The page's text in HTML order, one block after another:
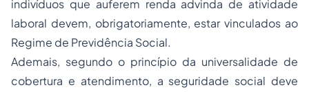
indivíduos que auferem renda advinda de atividade
laboral devem, obrigatoriamente, estar vinculados ao
Regime de Previdência Social.
Ademais, segundo o princípio da universalidade de
cobertura e atendimento, a seguridade social deve